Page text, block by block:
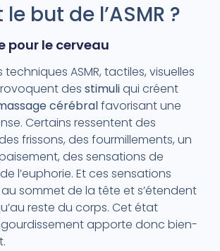
but de l’ASMR ?
pour le cerveau
ASMR, tactiles, visuelles
des stimuliqui créent
cérébralfavorisant une
Certains ressentent des
frissons, des fourmillements, un
des sensations de
l’euphorie. Et ces sensations
sommet de la tête et s’étendent
reste du corps. Cet état
apporte donc bien-